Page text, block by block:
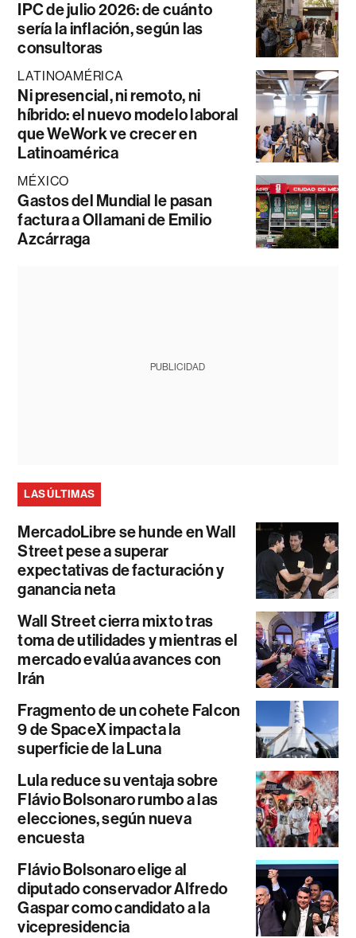
IPC de julio 2026: de cuánto
sería la inflación, según las
consultoras
LATINOAMÉRICA
Ni presencial, ni remoto, ni
híbrido: el nuevo modelo laboral
que WeWork ve crecer en
Latinoamérica
MÉXICO
Gastos del Mundial le pasan
factura a Ollamani de Emilio
Azcárraga
PUBLICIDAD
LAS ÚLTIMAS
MercadoLibre se hunde en Wall
Street pese a superar
expectativas de facturación y
ganancia neta
Wall Street cierra mixto tras
toma de utilidades y mientras el
mercado evalúa avances con
Irán
Fragmento de un cohete Falcon
9 de SpaceX impacta la
superficie de la Luna
Lula reduce su ventaja sobre
Flávio Bolsonaro rumbo a las
elecciones, según nueva
encuesta
Flávio Bolsonaro elige al
diputado conservador Alfredo
Gaspar como candidato a la
vicepresidencia